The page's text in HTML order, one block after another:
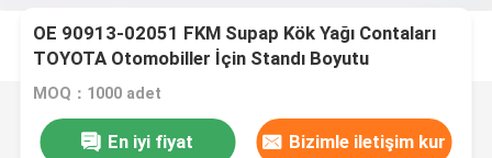
OE 90913-02051 FKM Supap Kök Yağı Contaları
TOYOTA Otomobiller İçin Standı Boyutu
MOQ：1000 adet
En iyi fiyat Bizimle iletişim kur